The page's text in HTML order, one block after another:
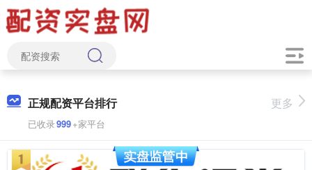
正规配资平台排行
已收录999+家平台
更多